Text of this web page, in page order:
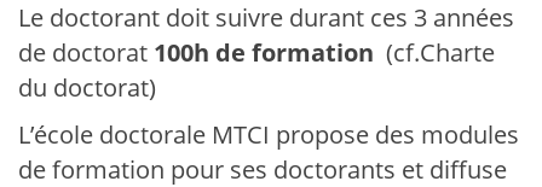
Le doctorant doit suivre durant ces 3 années
de doctorat 100h de formation (cf.Charte
du doctorat)
L’école doctorale MTCI propose des modules
de formation pour ses doctorants et diffuse